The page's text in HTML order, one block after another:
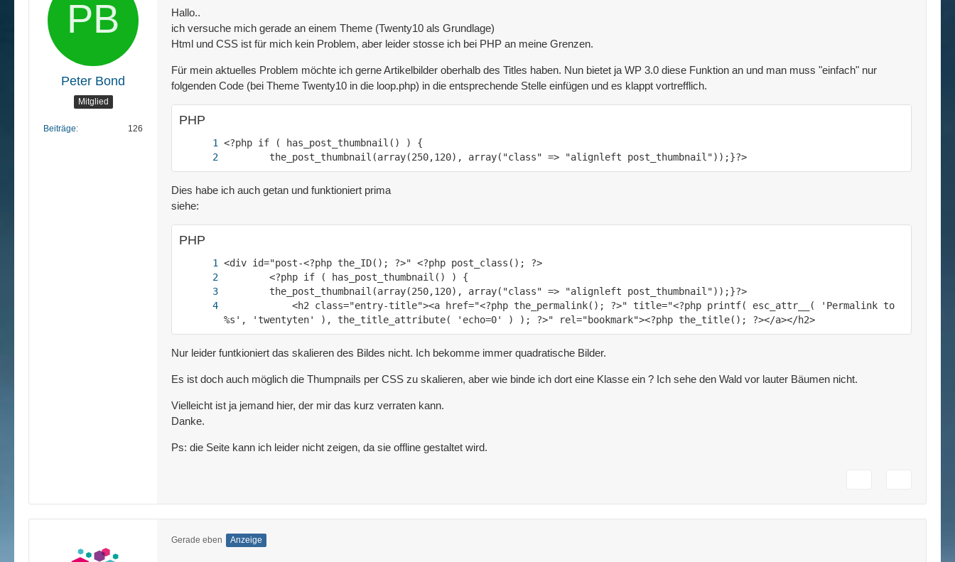
Peter Bond
Mitglied
Beiträge 126
Hallo..
ich versuche mich gerade an einem Theme (Twenty10 als Grundlage)
Html und CSS ist für mich kein Problem, aber leider stosse ich bei PHP an meine Grenzen.
Für mein aktuelles Problem möchte ich gerne Artikelbilder oberhalb des Titles haben. Nun bietet ja WP 3.0 diese Funktion an und man muss "einfach" nur
folgenden Code (bei Theme Twenty10 in die loop.php) in die entsprechende Stelle einfügen und es klappt vortrefflich.
PHP
        the_post_thumbnail(array(250,120), array("class" => "alignleft post_thumbnail"));}?>
Dies habe ich auch getan und funktioniert prima
siehe:
PHP
            <h2 class="entry-title"><a href="<?php the_permalink(); ?>" title="<?php printf( esc_attr__( 'Permalink to
%s', 'twentyten' ), the_title_attribute( 'echo=0' ) ); ?>" rel="bookmark"><?php the_title(); ?></a></h2>
Nur leider funtkioniert das skalieren des Bildes nicht. Ich bekomme immer quadratische Bilder.
Es ist doch auch möglich die Thumpnails per CSS zu skalieren, aber wie binde ich dort eine Klasse ein ? Ich sehe den Wald vor lauter Bäumen nicht.
Vielleicht ist ja jemand hier, der mir das kurz verraten kann.
Danke.
Ps: die Seite kann ich leider nicht zeigen, da sie offline gestaltet wird.
Gerade eben Anzeige